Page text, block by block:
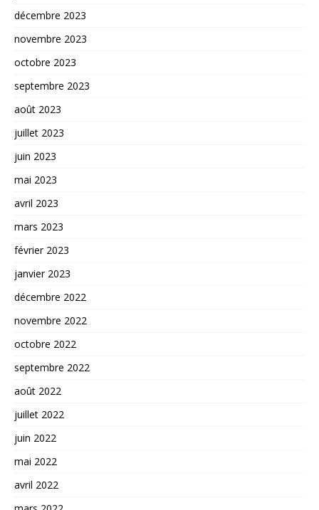
décembre 2023
novembre 2023
octobre 2023
septembre 2023
août 2023
juillet 2023
juin 2023
mai 2023
avril 2023
mars 2023
février 2023
janvier 2023
décembre 2022
novembre 2022
octobre 2022
septembre 2022
août 2022
juillet 2022
juin 2022
mai 2022
avril 2022